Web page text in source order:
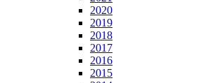
2020
2019
2018
2017
2016
2015